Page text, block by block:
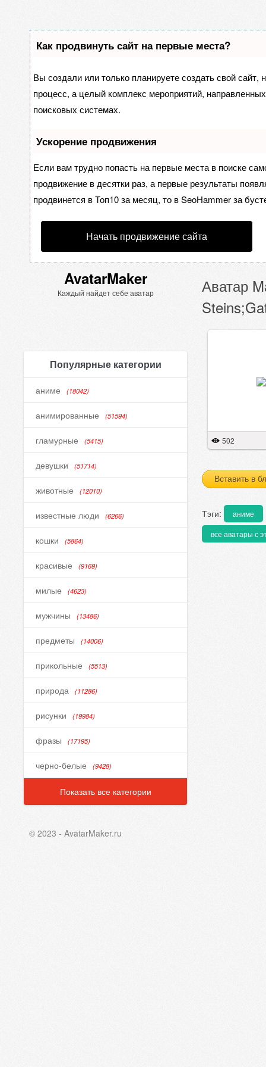
Как продвинуть сайт на первые места?
Вы создали или только планируете создать свой сайт,
процесс, а целый комплекс мероприятий,
поисковых системах.
Ускорение продвижения
Если вам трудно попасть на первые места в поиске
продвижение в десятки раз, а первые результаты
продвинется в Топ10 за месяц, то вSeoHammerза
Начать продвижение сайта
AvatarMaker
Каждый найдет себе аватар
Популярные категории
аниме (18042)
анимированные (51594)
гламурные (5415)
девушки (51714)
животные (12010)
известные люди (6266)
кошки (5864)
красивые (9169)
милые (4623)
мужчины (13486)
предметы (14006)
прикольные (5513)
природа (11286)
рисунки (19984)
фразы (17195)
черно-белые (9428)
Показать все категории
Аватар
502
Вставить в
Тэги:
аниме
все аватары с
© 2023 - AvatarMaker.ru